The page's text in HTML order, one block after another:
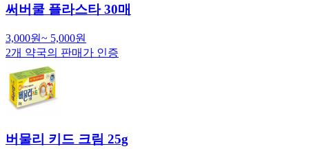
써버쿨 플라스타 30매
3,000원~ 5,000원
2개 약국의 판매가 인증
버물리 키드 크림 25g